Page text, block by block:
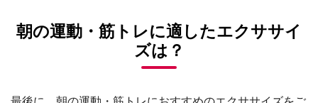
朝の運動・筋トレに適したエクササイ
ズは？